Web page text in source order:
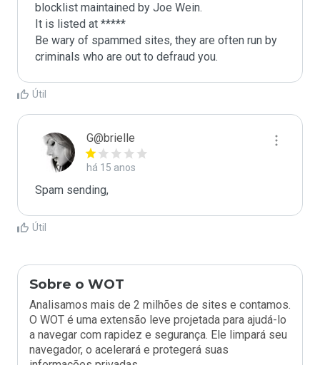
blocklist maintained by Joe Wein.
It is listed at *****
Be wary of spammed sites, they are often run by
criminals who are out to defraud you.
Útil
G@brielle
há 15 anos
Spam sending,
Útil
Sobre o WOT
Analisamos mais de 2 milhões de sites e contamos.
O WOT é uma extensão leve projetada para ajudá-lo
a navegar com rapidez e segurança. Ele limpará seu
navegador, o acelerará e protegerá suas